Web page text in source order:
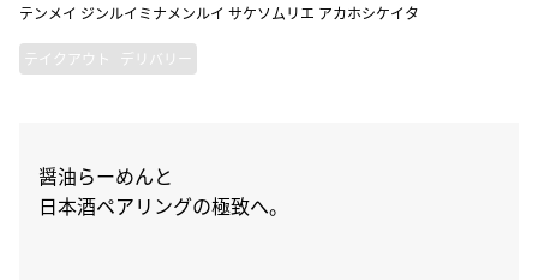
テンメイ ジンルイミナメンルイ サケソムリエ アカホシケイタ
テイクアウト デリバリー
醤油らーめんと
日本酒ペアリングの極致へ。